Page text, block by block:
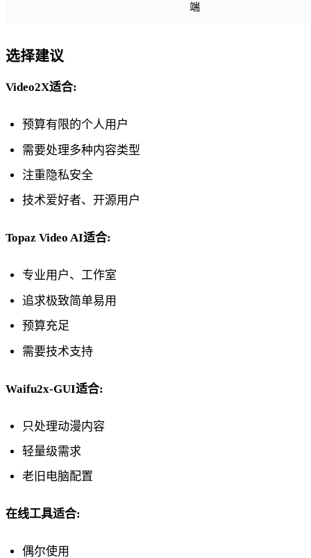
端
选择建议
Video2X适合:
预算有限的个人用户
需要处理多种内容类型
注重隐私安全
技术爱好者、开源用户
Topaz Video AI适合:
专业用户、工作室
追求极致简单易用
预算充足
需要技术支持
Waifu2x-GUI适合:
只处理动漫内容
轻量级需求
老旧电脑配置
在线工具适合:
偶尔使用